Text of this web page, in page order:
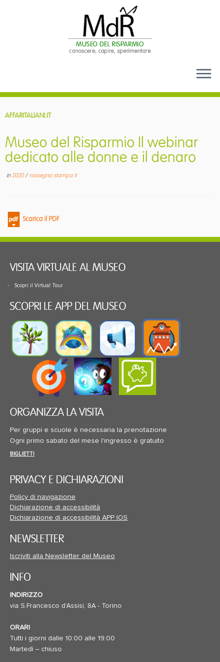
AFFARITALIANI.IT
Museo del Risparmio Il webinar
dedicato alle donne e il denaro
in 2020/rassegna stampa it
Scarica il PDF
VISITA VIRTUALE AL MUSEO
Scopri il Virtual Tour
SCOPRI LE APP DEL MUSEO
ORGANIZZA LA VISITA
Per gruppi e scuole è necessaria la prenotazione
Ogni primo sabato del mese l'ingresso è gratuito
BIGLIETTI
PRIVACY E DICHIARAZIONI
Policy di navigazione
Dichiarazione di accessibilità
Dichiarazione di accessibilità APP IOS
NEWSLETTER
Iscriviti alla Newsletter del Museo
INFO
INDIRIZZO
via S.Francesco d'Assisi, 8A - Torino
ORARI
Tutti i giorni dalle 10:00 alle 19:00
Martedì – chiuso